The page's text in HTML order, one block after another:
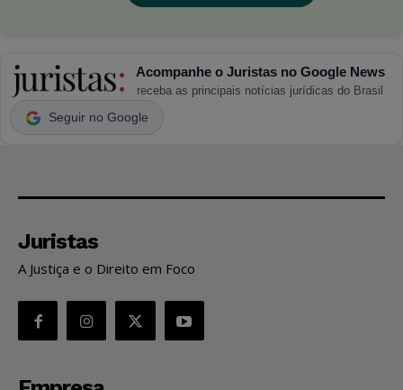
Acompanhe o Juristas no Google News
receba as principais notícias jurídicas do Brasil
Seguir no Google
Juristas
A Justiça e o Direito em Foco